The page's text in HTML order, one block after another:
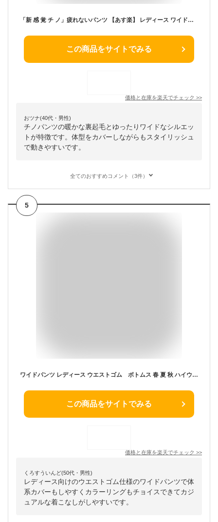
「新 感 覚 チ ノ」疲れないパンツ 【あす楽】 レディース ワイドパンツ ワイド 大きいサイズ チノパン チノパンツ ボトム 体型カバー ボトムス ストレート ズボン ゆったり ハイウエスト ゴム ストレッチ 春 夏 黒 HUG.U
この商品をサイトでみる
価格と在庫を楽天でチェック >>
おツナ(40代・男性)
チノパンツの暖かな裏起毛とゆったりワイドなシルエッ
トが特徴です。体型をカバーしながらもスタイリッシュ
で動きやすいです。
全てのおすすめコメント（3件）
5
ワイドパンツ レディース ウエストゴム ボトムス 春 夏 秋 ハイウエスト 大人 ゆったり 体型カバー 楽チン メール便 送料無料
この商品をサイトでみる
価格と在庫を楽天でチェック >>
くろすういんど(50代・男性)
レディース向けのウエストゴム仕様のワイドパンツで体
系カバーもしやすくカラーリングもチョイスできてカジ
ュアルな着こなしがしやすいです。